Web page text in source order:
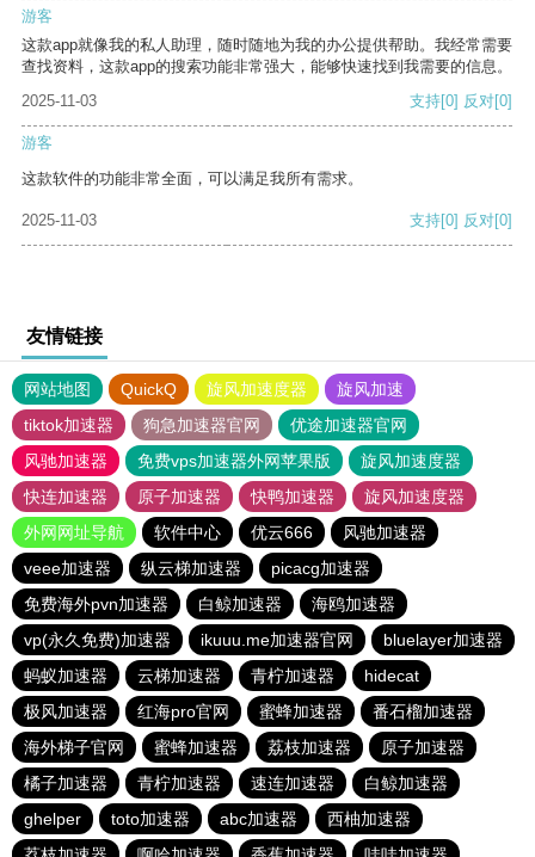
游客
这款app就像我的私人助理，随时随地为我的办公提供帮助。我经常需要
查找资料，这款app的搜索功能非常强大，能够快速找到我需要的信息。
2025-11-03
支持[0] 反对[0]
游客
这款软件的功能非常全面，可以满足我所有需求。
2025-11-03 支持[0] 反对[0]
友情链接
网站地图 QuickQ 旋风加速度器
旋风加速
tiktok加速器
狗急加速器官网
优途加速器官网
风驰加速器
免费vps加速器外网苹果版
旋风加速度器
快连加速器
原子加速器 快鸭加速器
旋风加速度器
外网网址导航
软件中心 优云666
风驰加速器
veee加速器
纵云梯加速器
picacg加速器
免费海外pvn加速器
白鲸加速器
海鸥加速器
vp(永久免费)加速器
ikuuu.me加速器官网
bluelayer加速器
蚂蚁加速器
云梯加速器 青柠加速器
hidecat
极风加速器
红海pro官网 蜜蜂加速器
番石榴加速器
海外梯子官网
蜜蜂加速器 荔枝加速器
原子加速器
橘子加速器
青柠加速器 速连加速器
白鲸加速器
ghelper
toto加速器 abc加速器
西柚加速器